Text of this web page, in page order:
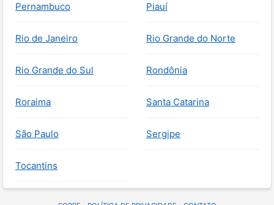
Pernambuco Piauí
Rio de Janeiro Rio Grande do Norte
Rio Grande do Sul Rondônia
Roraima Santa Catarina
São Paulo Sergipe
Tocantins